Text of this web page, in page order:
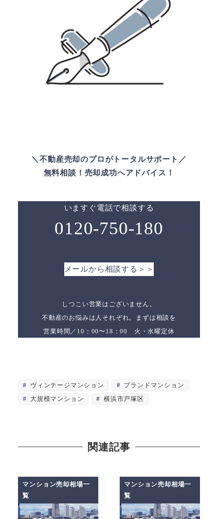
＼不動産売却のプロがトータルサポート／
無料相談！売却成功へアドバイス！
いますぐ電話で相談する
0120-750-180
メールから相談する＞＞
しつこい営業はございません。
不動産のお悩みは人それぞれ。まずは相談を
営業時間／10：00〜18：00 火・水曜定休
ヴィンテージマンション
ブランドマンション
大規模マンション
横浜市戸塚区
関連記事
マンション売却相場一
覧
マンション売却相場一
覧